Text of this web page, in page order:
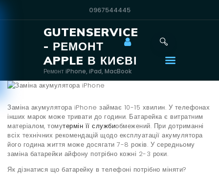
0967544445
GUTENSERVICE
- РЕМОНТ
APPLE В КИЄВІ
Ремонт iPhone, iPad, MacBook
GUTENSERVICE -
РЕМОНТ APPLE В
КИЄВІ
Ремонт iPhone, iPad, MacBook
Головна
Apple
ЄСвітло
Станції
Заміна акумулятора iPhone займає 10-15 хвилин. У телефонах
інших марок може тривати до години. Батарейка є витратним
матеріалом, томутермін її службиобмежений. При дотриманні
всіх технічних рекомендацій щодо експлуатації акумулятора
його година життя може досягати 7-8 років. У середньому
заміна батарейки айфону потрібно кожні 2-3 роки.
Як дізнатися що батарейку в телефоні потрібно міняти?